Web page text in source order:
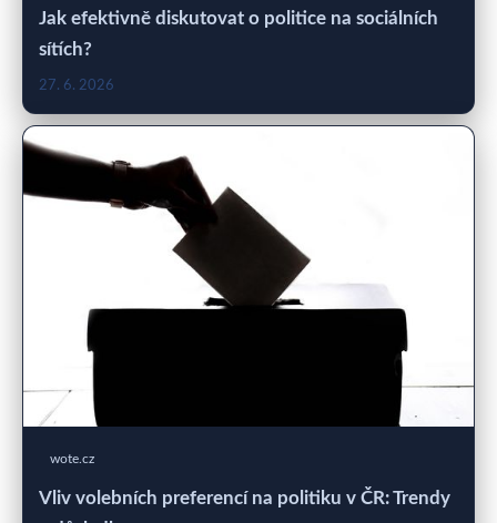
Jak efektivně diskutovat o politice na sociálních
sítích?
27. 6. 2026
wote.cz
Vliv volebních preferencí na politiku v ČR: Trendy